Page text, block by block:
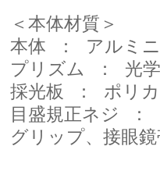
＜本体材質＞
本体 ： アルミ
プリズム ： 光
採光板 ： ポリ
目盛規正ネジ ：
グリップ、接眼